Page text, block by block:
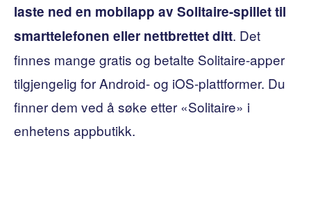
laste ned en mobilapp av Solitaire-spillet til
smarttelefonen eller nettbrettet ditt. Det
finnes mange gratis og betalte Solitaire-apper
tilgjengelig for Android- og iOS-plattformer. Du
finner dem ved å søke etter «Solitaire» i
enhetens appbutikk.